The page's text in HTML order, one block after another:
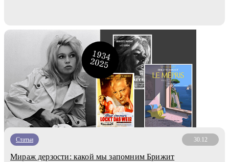
Статьи 30.12
Мираж дерзости: какой мы запомним Брижит